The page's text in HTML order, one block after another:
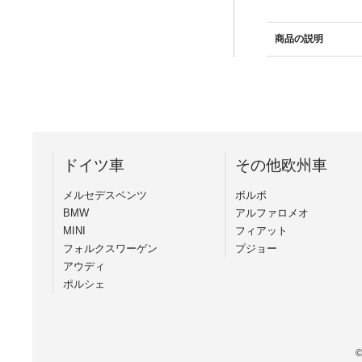
商品の説明
ドイツ車
メルセデスベンツ
BMW
MINI
フォルクスワーゲン
アウディ
ポルシェ
その他欧州車
ボルボ
アルファロメオ
フィアット
プジョー